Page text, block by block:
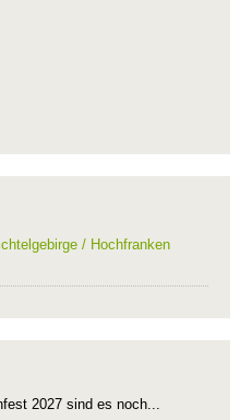
/ Hochfranken
2027 sind es noch...